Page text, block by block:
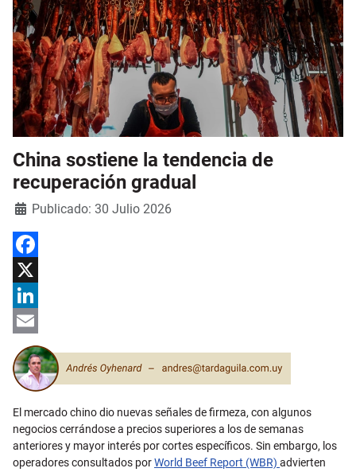
China sostiene la tendencia de
recuperación gradual
DetallesPublicado: 30 Julio 2026
Facebook
X
LinkedIn
Email
El mercado chino dio nuevas señales de firmeza, con algunos
negocios cerrándose a precios superiores a los de semanas
anteriores y mayor interés por cortes específicos. Sin embargo, los
operadores consultados porWorld Beef Report (WBR) advierten